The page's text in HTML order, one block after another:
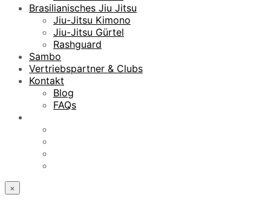
Brasilianisches Jiu Jitsu
Jiu-Jitsu Kimono
Jiu-Jitsu Gürtel
Rashguard
Sambo
Vertriebspartner & Clubs
Kontakt
Blog
FAQs
×